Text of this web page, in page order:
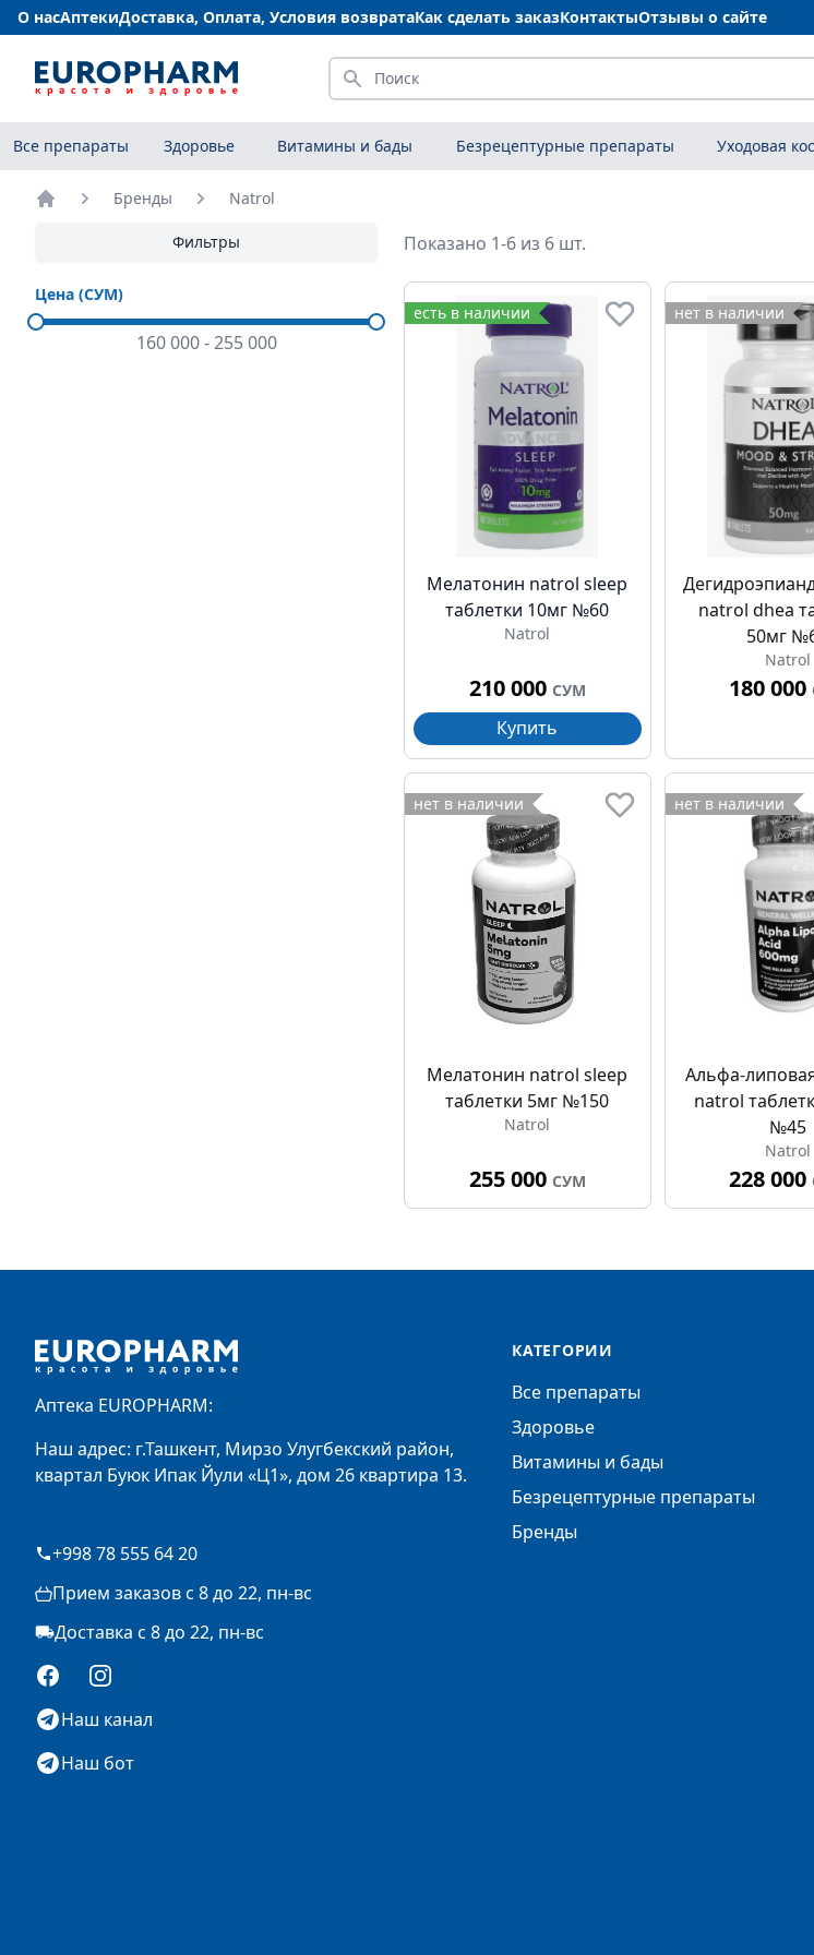
О насАптекиДоставка, Оплата, Условия возвратаКак сделать заказКонтактыОтзывы о сайте
Искать
Все препараты Здоровье Витамины и бады Безрецептурные препараты Уходовая
Бренды Natrol
Фильтры
Цена (СУМ)
160 000-255 000
Показано 1-6 из 6 шт.
есть в наличии
Мелатонин natrol sleep
таблетки 10мг №60
Natrol
210 000 СУМ
Купить
нет в наличии
natrol dhea
50мг
Natrol
180 000
нет в наличии
Мелатонин natrol sleep
таблетки 5мг №150
Natrol
255 000 СУМ
нет в наличии
Альфа-
natrol
№45
Natrol
228 000
Аптека EUROPHARM:
Наш адрес: г.Ташкент, Мирзо Улугбекский район,
квартал Буюк Ипак Йули «Ц1», дом 26 квартира 13.
+998 78 555 64 20
Прием заказов с 8 до 22, пн-вс
Доставка с 8 до 22, пн-вс
FacebookInstagram
Наш канал
Наш бот
КАТЕГОРИИ
Все препараты
Здоровье
Витамины и бады
Безрецептурные препараты
Бренды